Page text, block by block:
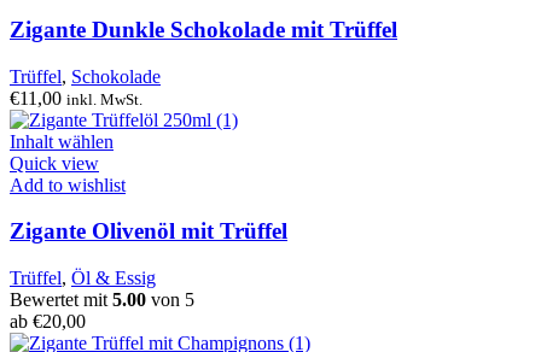
Zigante Dunkle Schokolade mit Trüffel
Trüffel, Schokolade
€11,00 inkl. MwSt.
Inhalt wählen
Quick view
Add to wishlist
Zigante Olivenöl mit Trüffel
Trüffel, Öl & Essig
Bewertet mit 5.00 von 5
ab €20,00